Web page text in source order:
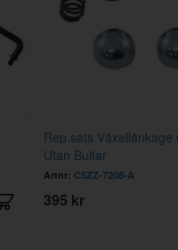
Rep.sats Växellänkage
Utan Bultar
Artnr: C5ZZ-7208-A
395 kr